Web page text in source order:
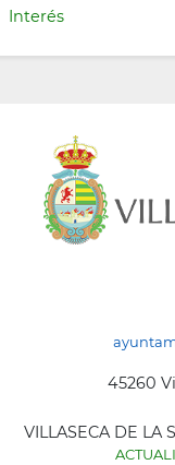
Interés
45260
VILLASECA DE LA